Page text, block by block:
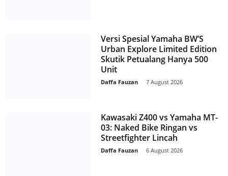
Versi Spesial Yamaha BW’S
Urban Explore Limited Edition
Skutik Petualang Hanya 500
Unit
Daffa Fauzan 7 August 2026
Kawasaki Z400 vs Yamaha MT-
03: Naked Bike Ringan vs
Streetfighter Lincah
Daffa Fauzan 6 August 2026